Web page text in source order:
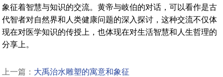
象征着智慧与知识的交流。黄帝与岐伯的对话，可以看作是古
代智者对自然界和人类健康问题的深入探讨，这种交流不仅体
现在对医学知识的传授上，也体现在对生活智慧和人生哲理的
分享上。
上一篇： 大禹治水雕塑的寓意和象征